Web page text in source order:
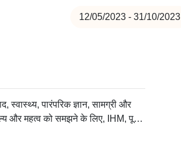
12/05/2023 - 31/10/2023
स्वास्थ्य, पारंपरिक ज्ञान, सामग्री और
और महत्व को समझने के लिए, IHM, पूसा